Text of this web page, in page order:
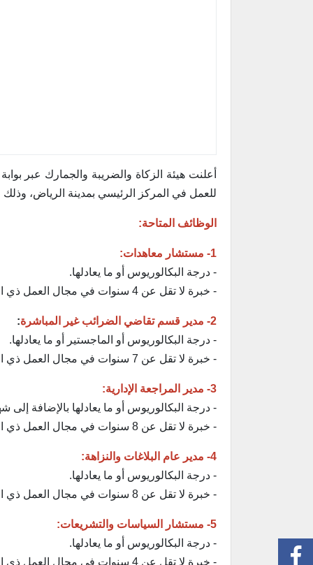
أعلنت هيئة الزكاة والضريبة والجمارك عبر
للعمل في المركز الرئيسي بمدينة الرياض، وذلك
الوظائف المتاحة:
1- مستشار معاهدات:
- درجة البكالوريوس أو ما يعادلها.
- خبرة لا تقل عن 4 سنوات في مجال العمل ذي الصلة.
2- مدير قسم تقاضي الضرائب غير المباشرة
:
- درجة البكالوريوس أو الماجستير أو ما يعادلها.
- خبرة لا تقل عن 7 سنوات في مجال العمل ذي الصلة (منها خبرة لا تقل عن سنتين في دور إداري).
3- مدير المراجعة الإدارية:
- درجة البكالوريوس أو ما يعادلها بالإضافة
- خبرة لا تقل عن 8 سنوات في مجال العمل ذي الصلة (منها خبرة لا تقل عن 3 سنوات في دور إداري).
4- مدير عام البلاغات والنزاهة:
- درجة البكالوريوس أو ما يعادلها.
- خبرة لا تقل عن 8 سنوات في مجال العمل ذي الصلة (منها خبرة لا تقل عن 3 سنوات في دور إداري).
5- مستشار السياسات والتشريعات:
- درجة البكالوريوس أو ما يعادلها.
- خبرة لا تقل عن 4 سنوات في مجال العمل ذي الصلة.